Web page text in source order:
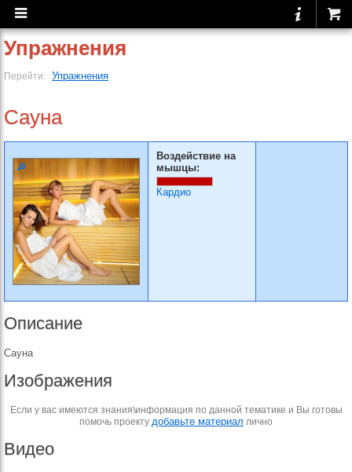
Упражнения
Перейти: Упражнения
Сауна
Воздействие на
мышцы:
Кардио
Описание
Сауна
Изображения
Если у вас имеются знания\информация по данной тематике и Вы готовы
помочь проекту добавьте материал лично
Видео